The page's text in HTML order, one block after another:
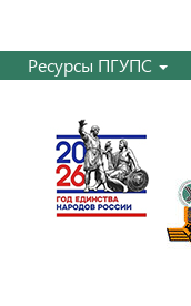
Ресурсы ПГУПС